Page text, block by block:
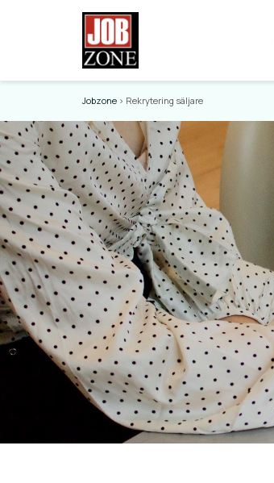
Jobzone > Rekrytering säljare